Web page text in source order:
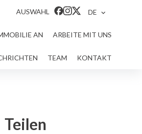
AUSWAHL DE
AN ARBEITE MIT UNS
TEAM KONTAKT
Teilen